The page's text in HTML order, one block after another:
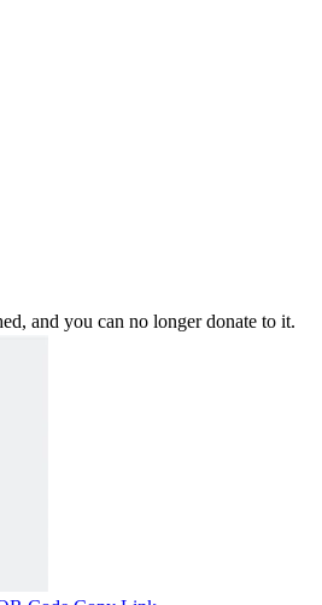
and you can no longer donate to it.